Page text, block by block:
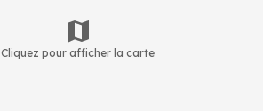
Cliquez pour afficher la carte